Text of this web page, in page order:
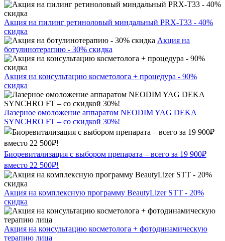
Акция на пилинг ретиноловый миндальный PRX-T33 - 40%
скидка
Акция на
ботулинотерапию - 30% скидка
Акция на консультацию косметолога + процедура - 90%
скидка
Лазерное омоложение аппаратом NEODIM YAG DEKA
SYNCHRO FT – со скидкой 30%!
Биоревитализация с выбором препарата – всего за 19 900₽
вместо 22 500₽!
Акция на комплексную программу BeautyLizer STT - 20%
скидка
Акция на консультацию косметолога + фотодинамическую
терапию лица